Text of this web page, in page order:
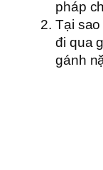
pháp
Tại
đi qua
gánh